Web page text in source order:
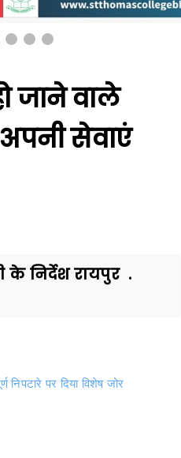
जाने वाले
सेवाएं
के निर्देश रायपुर .
पर दिया विशेष जोर